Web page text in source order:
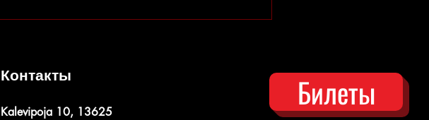
Летний сезон в Зоне отдыха
Контакты
Kalevipoja 10, 13625
Билеты